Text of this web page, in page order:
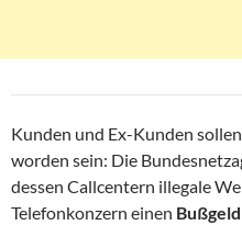
Kunden und Ex-Kunden
worden sein: Die
dessen Callcentern illegale
Telefonkonzern einen